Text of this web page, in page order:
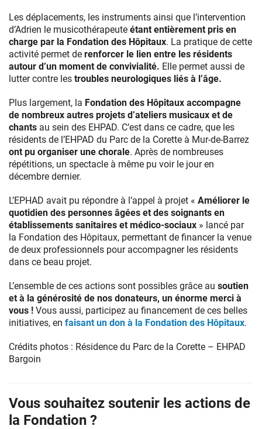
Les déplacements, les instruments ainsi que l’intervention
d’Adrien le musicothérapeute étant entièrement pris en
charge par la Fondation des Hôpitaux. La pratique de cette
activité permet de renforcer le lien entre les résidents
autour d’un moment de convivialité. Elle permet aussi de
lutter contre les troubles neurologiques liés à l’âge.
Plus largement, la Fondation des Hôpitaux accompagne
de nombreux autres projets d’ateliers musicaux et de
chants au sein des EHPAD. C’est dans ce cadre, que les
résidents de l’EHPAD du Parc de la Corette à Mur-de-Barrez
ont pu organiser une chorale. Après de nombreuses
répétitions, un spectacle à même pu voir le jour en
décembre dernier.
L’EPHAD avait pu répondre à l’appel à projet « Améliorer le
quotidien des personnes âgées et des soignants en
établissements sanitaires et médico-sociaux » lancé par
la Fondation des Hôpitaux, permettant de financer la venue
de deux professionnels pour accompagner les résidents
dans ce beau projet.
L’ensemble de ces actions sont possibles grâce au soutien
et à la générosité de nos donateurs, un énorme merci à
vous ! Vous aussi, participez au financement de ces belles
initiatives, en faisant un don à la Fondation des Hôpitaux.
Crédits photos : Résidence du Parc de la Corette – EHPAD
Bargoin
Vous souhaitez soutenir les actions de
la Fondation ?